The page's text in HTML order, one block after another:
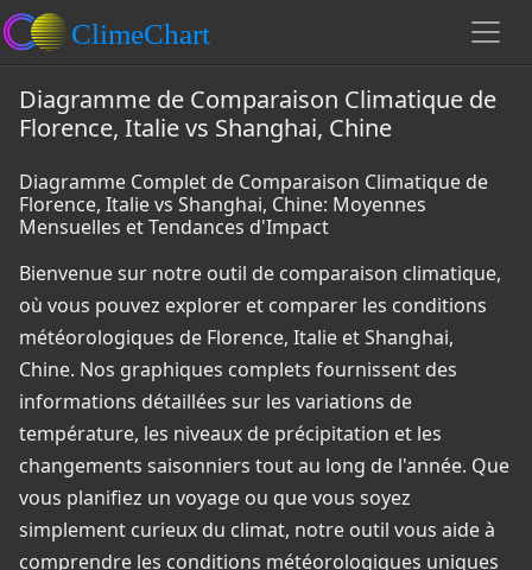
Diagramme de Comparaison Climatique de
Florence, Italie vs Shanghai, Chine
Diagramme Complet de Comparaison Climatique de
Florence, Italie vs Shanghai, Chine: Moyennes
Mensuelles et Tendances d'Impact
Bienvenue sur notre outil de comparaison climatique,
où vous pouvez explorer et comparer les conditions
météorologiques de Florence, Italie et Shanghai,
Chine. Nos graphiques complets fournissent des
informations détaillées sur les variations de
température, les niveaux de précipitation et les
changements saisonniers tout au long de l'année. Que
vous planifiez un voyage ou que vous soyez
simplement curieux du climat, notre outil vous aide à
comprendre les conditions météorologiques uniques